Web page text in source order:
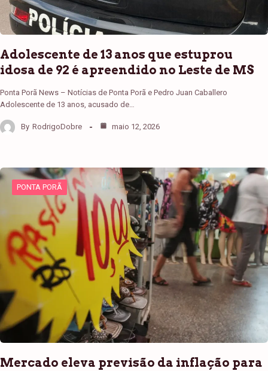
Adolescente de 13 anos que estuprou
idosa de 92 é apreendido no Leste de MS
Ponta Porã News – Notícias de Ponta Porã e Pedro Juan Caballero
Adolescente de 13 anos, acusado de…
By RodrigoDobre maio 12, 2026
PONTA PORÃ
Mercado eleva previsão da inflação para